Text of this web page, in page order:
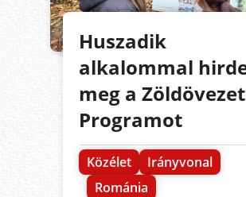
Huszadik
alkalommal
meg a Zöldövezet
Programot
Közélet
Irányvonal
Románia